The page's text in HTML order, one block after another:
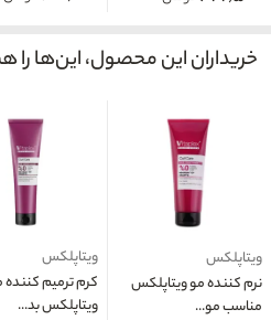
خریداران این محصول، این‌ها را
ویتاپلکس
نرم کننده مو ویتاپلکس
مناسب مو...
ویتاپلکس
کرم ترمیم کننده
ویتاپلکس بد...